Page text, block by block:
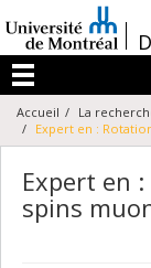
au
contenu
/
Menu
Accueil La
Expert en :
Expert en
spins